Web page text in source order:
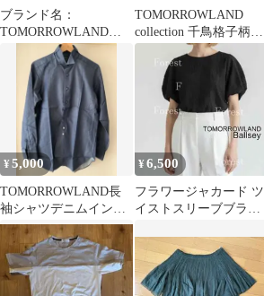
ブランド名：
TOMORROWLAND（
トゥモローランド）
TOMORROWLAND
collection 千鳥格子柄パ
ンツ 34
¥5,000
TOMORROWLAND長
袖シャツデニムインデ
ィゴブルー
¥6,500
フラワージャカード ツ
イストスリーブブラウ